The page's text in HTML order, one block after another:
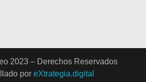
2023 – Derechos Reservados
por eXtrategia.digital